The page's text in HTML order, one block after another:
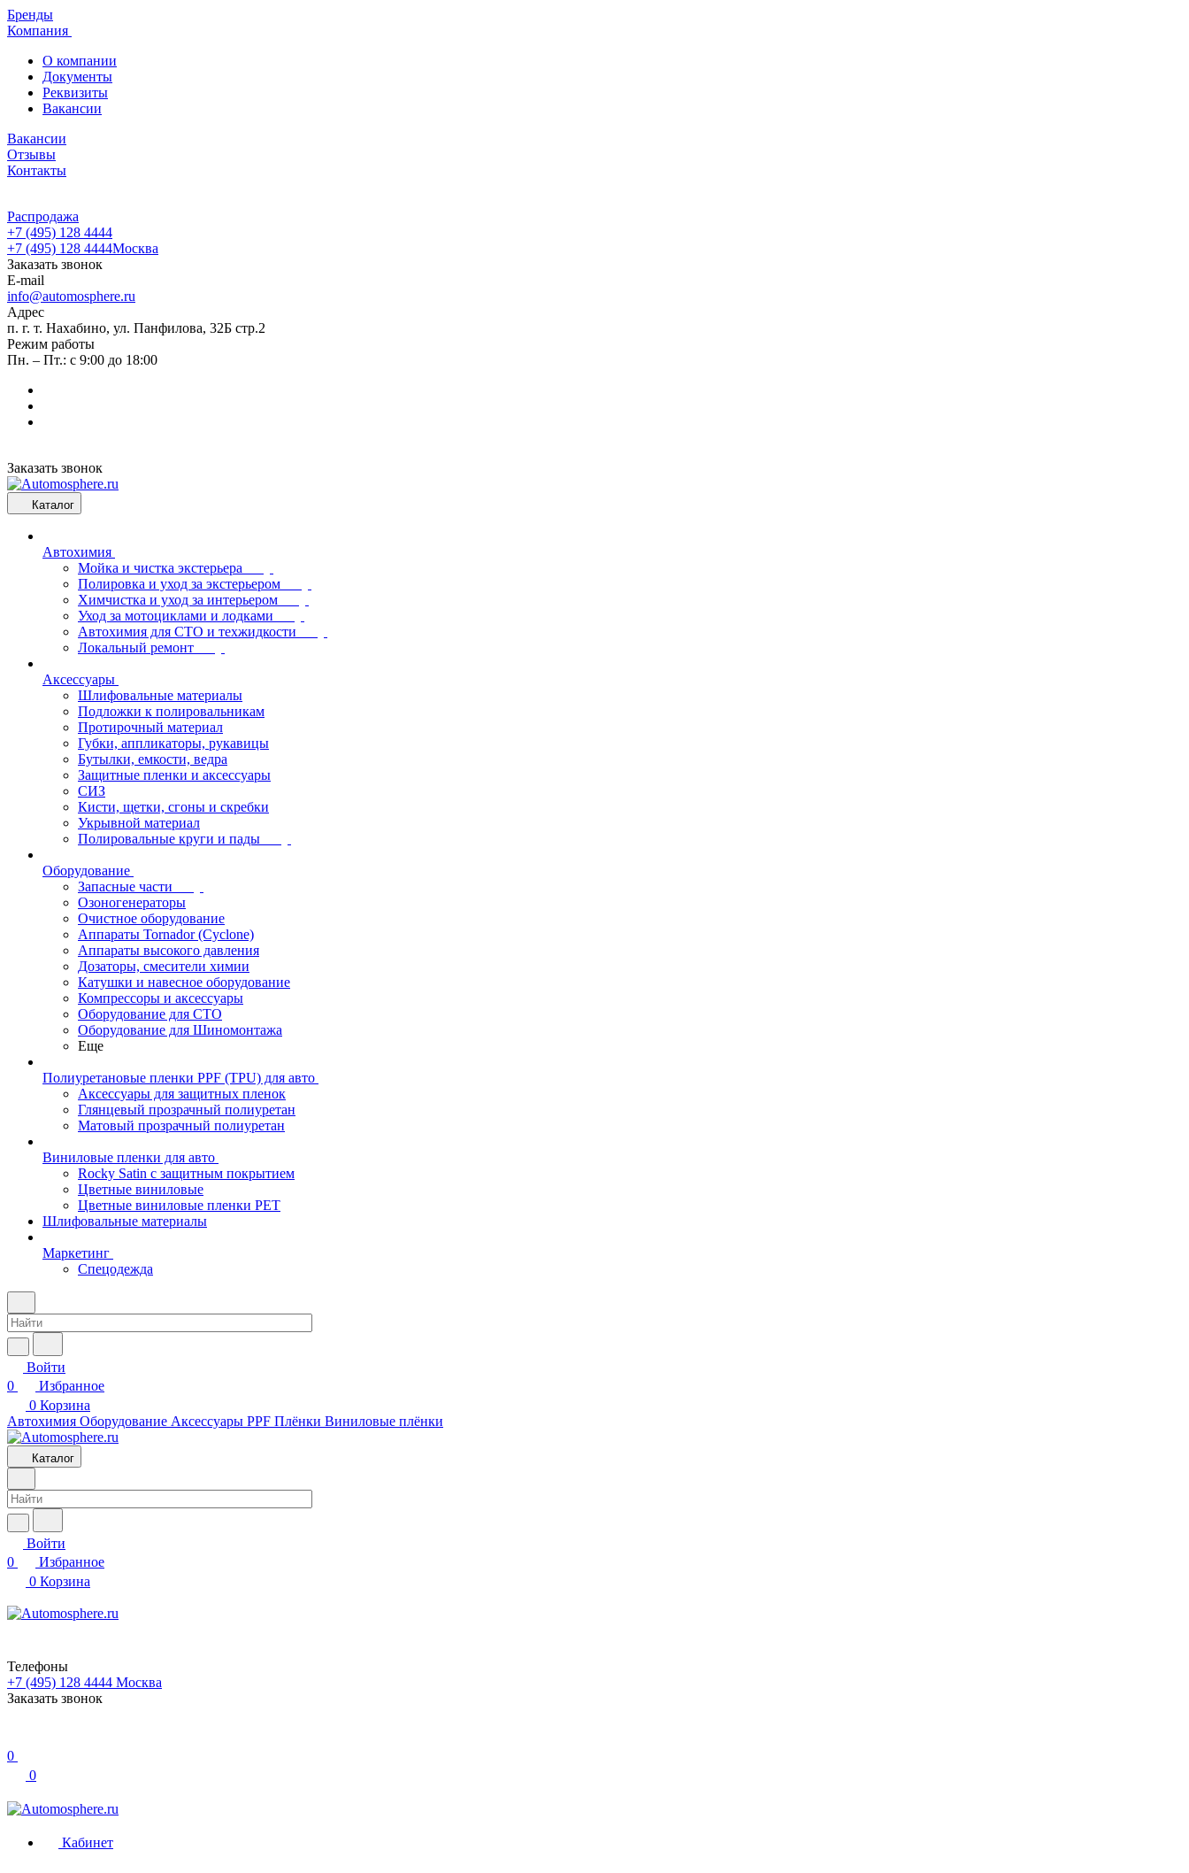
Бренды
Компания
О компании
Документы
Реквизиты
Вакансии
Вакансии
Отзывы
Контакты
Распродажа
+7 (495) 128 4444
+7 (495) 128 4444Москва
Заказать звонок
E-mail
info@automosphere.ru
Адрес
п. г. т. Нахабино, ул. Панфилова, 32Б стр.2
Режим работы
Пн. – Пт.: с 9:00 до 18:00
Заказать звонок
Каталог
Автохимия
Мойка и чистка экстерьера
Полировка и уход за экстерьером
Химчистка и уход за интерьером
Уход за мотоциклами и лодками
Автохимия для СТО и техжидкости
Локальный ремонт
Аксессуары
Шлифовальные материалы
Подложки к полировальникам
Протирочный материал
Губки, аппликаторы, рукавицы
Бутылки, емкости, ведра
Защитные пленки и аксессуары
СИЗ
Кисти, щетки, сгоны и скребки
Укрывной материал
Полировальные круги и пады
Оборудование
Запасные части
Озоногенераторы
Очистное оборудование
Аппараты Tornador (Cyclone)
Аппараты высокого давления
Дозаторы, смесители химии
Катушки и навесное оборудование
Компрессоры и аксессуары
Оборудование для СТО
Оборудование для Шиномонтажа
Еще
Полиуретановые пленки PPF (TPU) для авто
Аксессуары для защитных пленок
Глянцевый прозрачный полиуретан
Матовый прозрачный полиуретан
Виниловые пленки для авто
Rocky Satin с защитным покрытием
Цветные виниловые
Цветные виниловые пленки PET
Шлифовальные материалы
Маркетинг
Спецодежда
Войти
0
Избранное
0 Корзина
Автохимия Оборудование Аксессуары PPF Плёнки Виниловые плёнки
Каталог
Войти
0
Избранное
0 Корзина
Телефоны
+7 (495) 128 4444 Москва
Заказать звонок
0
0
Кабинет